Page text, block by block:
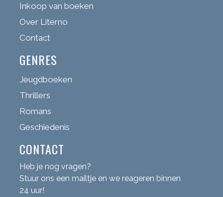
Inkoop van boeken
Over Literno
Contact
GENRES
Jeugdboeken
Thrillers
Romans
Geschiedenis
CONTACT
Heb je nog vragen?
Stuur ons een mailtje en we reageren binnen
24 uur!